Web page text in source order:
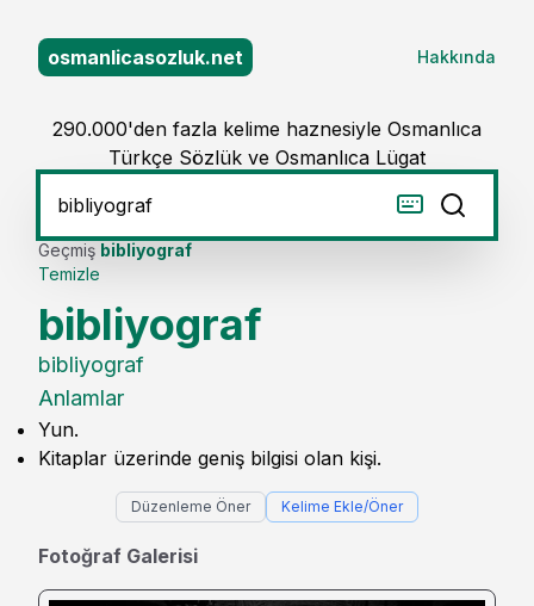
osmanlicasozluk.net Hakkında
290.000'den fazla kelime haznesiyle Osmanlıca
Türkçe Sözlük ve Osmanlıca Lügat
Geçmiş
Temizle
bibliyograf
bibliyograf
bibliyograf
Anlamlar
Yun.
Kitaplar üzerinde geniş bilgisi olan kişi.
Düzenleme Öner Kelime Ekle/Öner
Fotoğraf Galerisi